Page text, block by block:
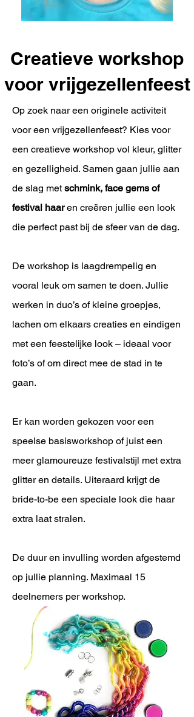
Creatieve workshop
voor vrijgezellenfeest
Op zoek naar een originele activiteit
voor een vrijgezellenfeest? Kies voor
een creatieve workshop vol kleur, glitter
en gezelligheid. Samen gaan jullie aan
de slag metschmink, face gems of
festival haaren creëren jullie een look
die perfect past bij de sfeer van de dag.
De workshop is laagdrempelig en
vooral leuk om samen te doen. Jullie
werken in duo’s of kleine groepjes,
lachen om elkaars creaties en eindigen
met een feestelijke look – ideaal voor
foto’s of om direct mee de stad in te
gaan.
Er kan worden gekozen voor een
speelse basisworkshop of juist een
meer glamoureuze festivalstijl met extra
glitter en details. Uiteraard krijgt de
bride-to-be een speciale look die haar
extra laat stralen.
De duur en invulling worden afgestemd
op jullie planning. Maximaal 15
deelnemers per workshop.